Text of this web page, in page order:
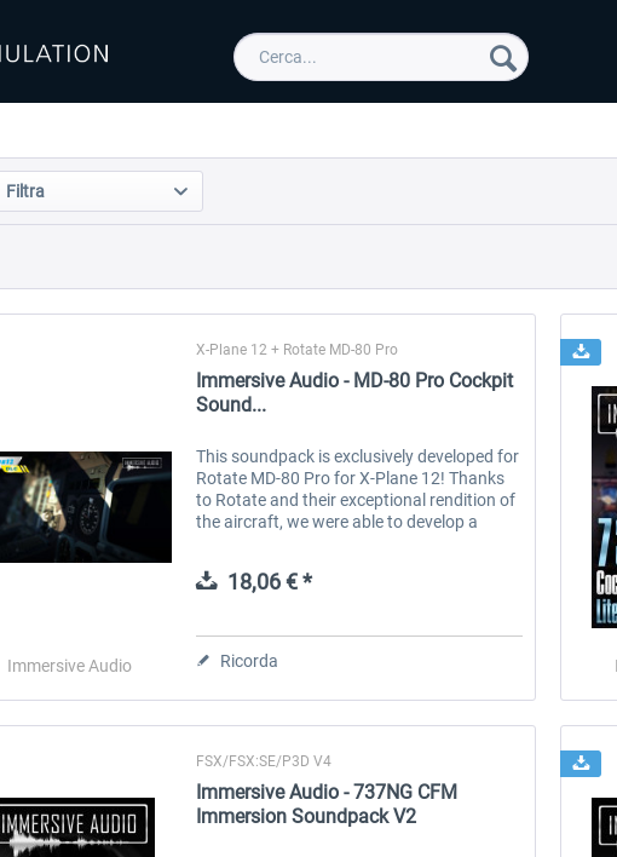
0,00 € * 36,59 € *
Guder-Donation 3 €
3,00 € *
Filtra
Immersive Audio
X-Plane 12 + Rotate MD-80 Pro
Immersive Audio - MD-80 Pro Cockpit
Sound...
This soundpack is exclusively developed for
Rotate MD-80 Pro for X-Plane 12! Thanks
to Rotate and their exceptional rendition of
the aircraft, we were able to develop a
Pro to the fullest. The...
18,06 € *
Ricorda
FSX/FSX:SE/P3D V4
Immersive Audio - 737NG CFM
Immersion Soundpack V2